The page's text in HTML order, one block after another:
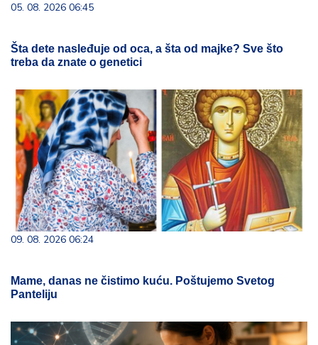
05. 08. 2026 06:45
Šta dete nasleđuje od oca, a šta od majke? Sve što
treba da znate o genetici
09. 08. 2026 06:24
Mame, danas ne čistimo kuću. Poštujemo Svetog
Panteliju